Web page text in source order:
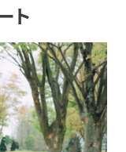
ト